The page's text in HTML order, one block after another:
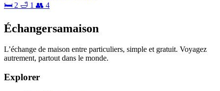
🛏 2 🛁 1 👥 4
Échangersamaison
L’échange de maison entre particuliers, simple et gratuit. Voyagez
autrement, partout dans le monde.
Explorer